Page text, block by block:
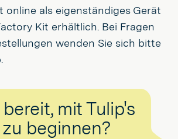
online als eigenständiges Gerät
Kit erhältlich. Bei Fragen
wenden Sie sich bitte
mit Tulip's
zu beginnen?